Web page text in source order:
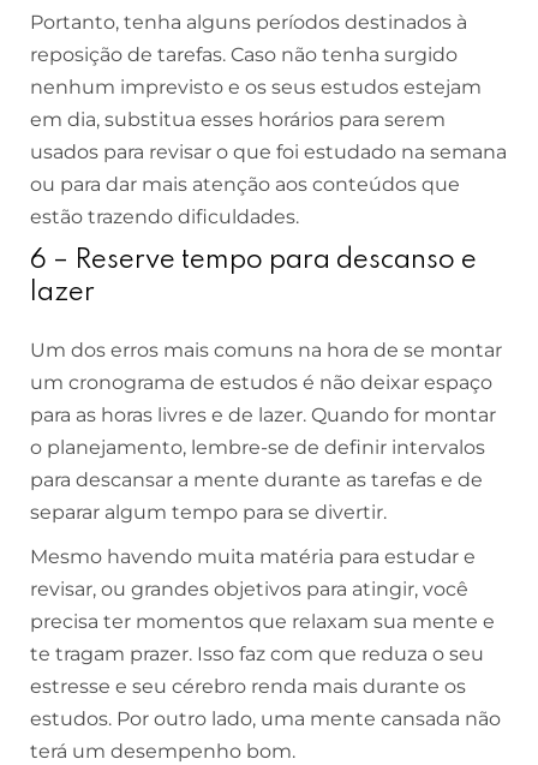
Portanto, tenha alguns períodos destinados à
reposição de tarefas. Caso não tenha surgido
nenhum imprevisto e os seus estudos estejam
em dia, substitua esses horários para serem
usados para revisar o que foi estudado na semana
ou para dar mais atenção aos conteúdos que
estão trazendo dificuldades.
6 – Reserve tempo para descanso e
lazer
Um dos erros mais comuns na hora de se montar
um cronograma de estudos é não deixar espaço
para as horas livres e de lazer. Quando for montar
o planejamento, lembre-se de definir intervalos
para descansar a mente durante as tarefas e de
separar algum tempo para se divertir.
Mesmo havendo muita matéria para estudar e
revisar, ou grandes objetivos para atingir, você
precisa ter momentos que relaxam sua mente e
te tragam prazer. Isso faz com que reduza o seu
estresse e seu cérebro renda mais durante os
estudos. Por outro lado, uma mente cansada não
terá um desempenho bom.